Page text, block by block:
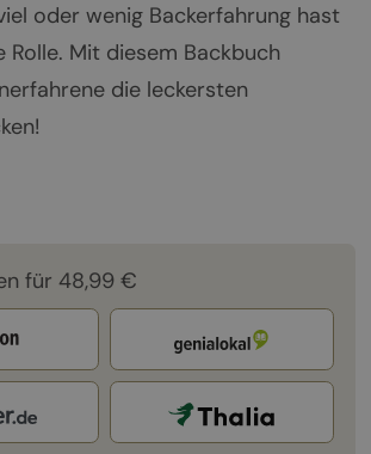
oder wenig Backerfahrung hast
Rolle. Mit diesem Backbuch
die leckersten
für 48,99 €